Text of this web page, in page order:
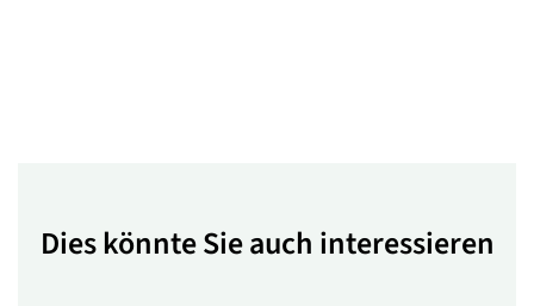
Dies könnte Sie auch interessieren